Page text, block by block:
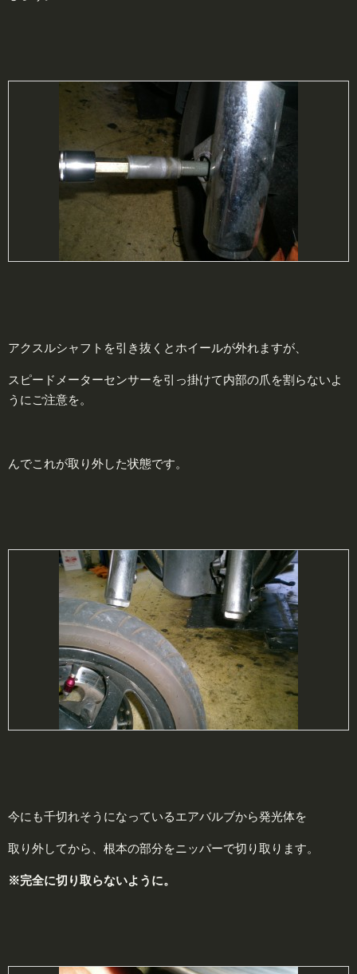
アクスルシャフトを引き抜くとホイールが外れますが、
スピードメーターセンサーを引っ掛けて内部の爪を割らないよ
うにご注意を。
んでこれが取り外した状態です。
今にも千切れそうになっているエアバルブから発光体を
取り外してから、根本の部分をニッパーで切り取ります。
※完全に切り取らないように。